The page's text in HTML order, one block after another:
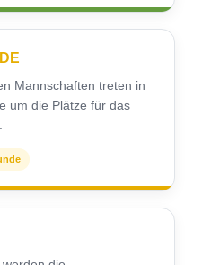
Mannschaften treten in
um die Plätze für das